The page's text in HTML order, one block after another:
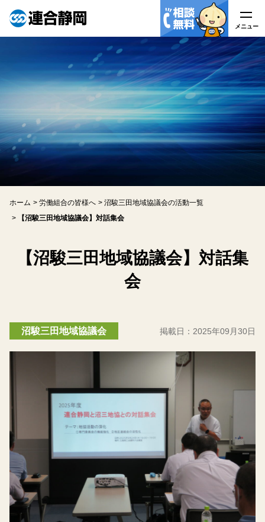
メニュー
連合静岡について
はたらく皆様へ
労働組合の皆様へ
アクセス
ホーム 労働組合の皆様へ
沼駿三田地域協議会の活動一覧
【沼駿三田地域協議会】対話集会
【沼駿三田地域協議会】対話集
会
沼駿三田地域協議会 掲載日： 2025年09月30日